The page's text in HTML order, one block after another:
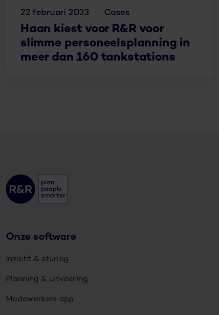
22 februari 2023 Cases
Haan kiest voor R&R voor
slimme personeelsplanning in
meer dan 160 tankstations
Onze software
Inzicht & sturing
Planning & uitvoering
Medewerkers app